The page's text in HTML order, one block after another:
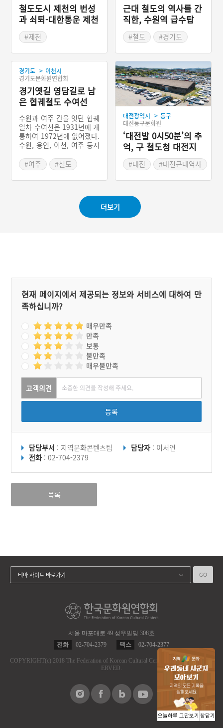
철도도시 제천의 번성
과 쇠퇴-대한통운 제천
영업소
#제천
근대 철도의 역사를 간
직한, 수원역 급수탑
#철도
#경기도
경기도 > 이천시
경기도문화원연합회
경기옛길 영담길로 남
은 협궤철도 수여선
수원과 여주 간을 잇던 협궤
열차 수여선은 1931년에 개
통하여 1972년에 없어졌다.
수원, 용인, 이천, 여주 등지
지역 주민들이 이용했다. 현
재 수여선이 있던 자리는 거
의 찾아보기 힘들지만, 용인
이 지나던 길은 경기도가 경
기옛길 영담길이라는 길을
만들어 ‘수여선 옛길’이라고
풍경을 보여주는 그림판과
수여선·수인선에 대한 짧은
설명이 적혀 있다. 협궤열차
수여선의 자취는 이렇듯 곳
#여주
#철도
대전광역시 > 동구
대전동구문화원
‘대전발 0시50분’의 추
억, 구 철도청 대전지
역사무소 보급창고 3
호#대전 #대전근대역사
더보기
현재 페이지에서 제공되는 정보와 서비스에 대하여 만
족하십니까?
매우만족
만족
보통
불만족
매우불만족
고객의견
등록
담당부서 : 지역문화콘텐츠팀 담당자 : 이서연
전화 : 02-704-2379
목록
서울 마포대로 49 성우빌딩 308호
전화
02-704-2379 팩스 02-704-2377
COPYRIGHT(c) 2018 The Federation of Korean Cultural Centers.
ALL RIGHT RES
ERVED.
테마 사이트 바로가기 GO
오늘하루 그만보기 창닫기